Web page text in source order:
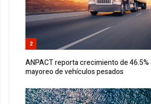
2
ANPACT reporta crecimiento de 46.5%
mayoreo de vehículos pesados